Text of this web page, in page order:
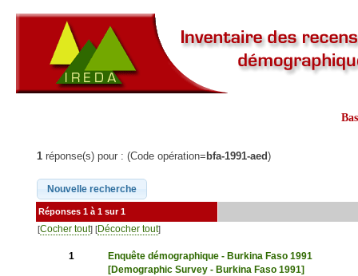
1 réponse(s) pour : (Code opération= bfa-1991-aed)
Réponses 1 à 1 sur 1
[Cocher tout] [Décocher tout]
1
Enquête démographique - Burkina Faso 1991
[Demographic Survey - Burkina Faso 1991]